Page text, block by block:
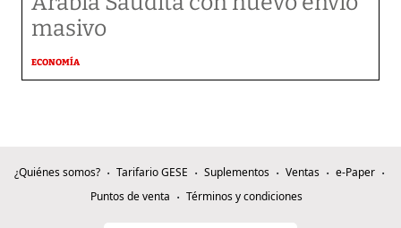
masivo
ECONOMÍA
¿Quiénes somos? Tarifario GESE Suplementos Ventas
e-Paper
Puntos de venta
Términos y condiciones